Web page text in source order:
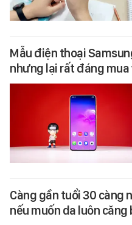
Mẫu điện thoại
nhưng lại rất đáng
Càng gần tuổi 30 càng
nếu muốn da luôn căng